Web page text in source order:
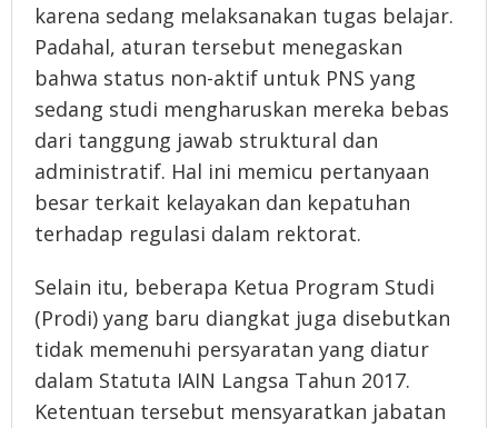
karena sedang melaksanakan tugas belajar.
Padahal, aturan tersebut menegaskan
bahwa status non-aktif untuk PNS yang
sedang studi mengharuskan mereka bebas
dari tanggung jawab struktural dan
administratif. Hal ini memicu pertanyaan
besar terkait kelayakan dan kepatuhan
terhadap regulasi dalam rektorat.
Selain itu, beberapa Ketua Program Studi
(Prodi) yang baru diangkat juga disebutkan
tidak memenuhi persyaratan yang diatur
dalam Statuta IAIN Langsa Tahun 2017.
Ketentuan tersebut mensyaratkan jabatan